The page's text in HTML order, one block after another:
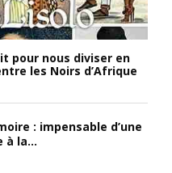
pour nous diviser en
les Noirs d’Afrique
: impensable d’une
à la...